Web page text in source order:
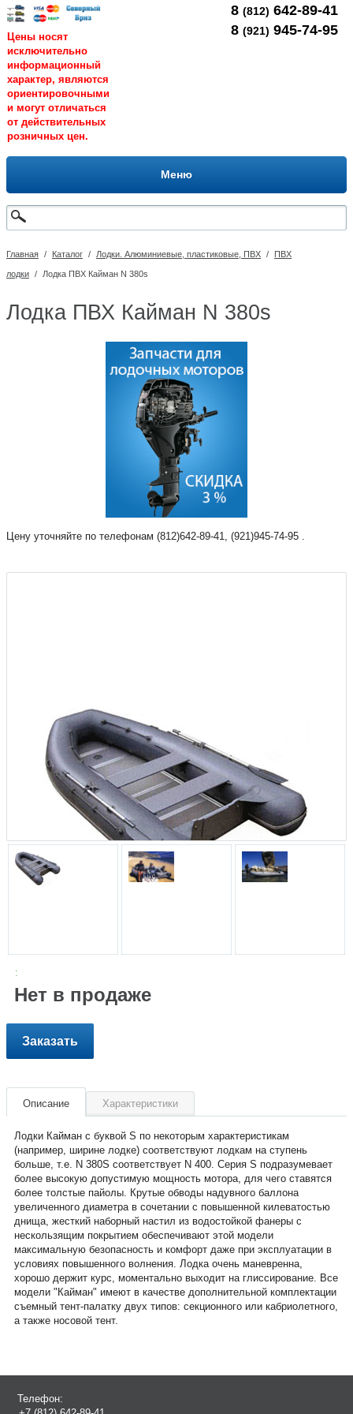
Цены носят
исключительно
информационный
характер, являются
ориентировочными
и могут отличаться
от действительных
розничных цен.
8 (812) 642-89-41
8 (921) 945-74-95
Меню
Главная / Каталог / Лодки. Алюминиевые, пластиковые, ПВХ / ПВХ
лодки / Лодка ПВХ Кайман N 380s
Лодка ПВХ Кайман N 380s
Цену уточняйте по телефонам (812)642-89-41, (921)945-74-95 .
:
Нет в продаже
Заказать
Описание Характеристики
Лодки Кайман с буквой S по некоторым характеристикам
(например, ширине лодке) соответствуют лодкам на ступень
больше, т.е. N 380S соответствует N 400. Серия S подразумевает
более высокую допустимую мощность мотора, для чего ставятся
более толстые пайолы. Крутые обводы надувного баллона
увеличенного диаметра в сочетании с повышенной килеватостью
днища, жесткий наборный настил из водостойкой фанеры с
нескользящим покрытием обеспечивают этой модели
максимальную безопасность и комфорт даже при эксплуатации в
условиях повышенного волнения. Лодка очень маневренна,
хорошо держит курс, моментально выходит на глиссирование. Все
модели "Кайман" имеют в качестве дополнительной комплектации
съемный тент-палатку двух типов: секционного или кабриолетного,
а также носовой тент.
Ширина наибольшая, м
1.98
Диаметр баллона, м
Максимальная мощность мотора, л.с.
Телефон: